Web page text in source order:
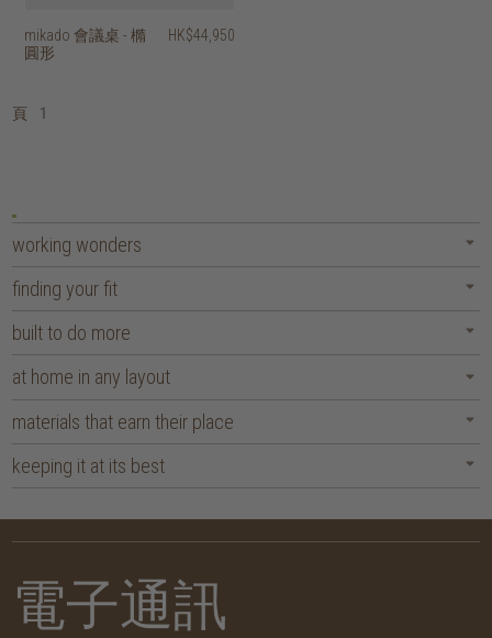
mikado 會議桌 - 橢
圓形
HK$44,950
頁 1
working wonders
finding your fit
built to do more
at home in any layout
materials that earn their place
keeping it at its best
電子通訊